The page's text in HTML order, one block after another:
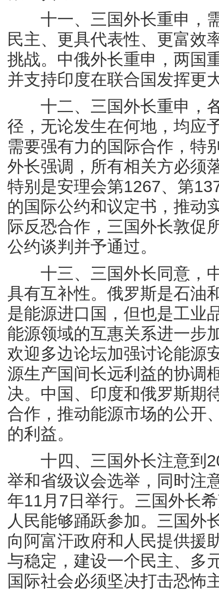
十一、三国外长重申，需
民主、更具代表性、更富效
挑战。中俄外长重申，两国
并支持印度在联合国发挥更
十二、三国外长重申，各
径，无论发生在何地，均应
需要强有力的国际合作，特
外长强调，所有相关方必须
特别是安理会第1267、第
的国际公约和议定书，推动
际反恐合作，三国外长敦促
公约谈判并予通过。
十三、三国外长同意，中
具有互补性。俄罗斯是石油
是能源进口国，但也是工业
能源领域的互惠关系进一步
欢迎多边论坛加强讨论能源
源生产国间长远利益的协调
决。中国、印度和俄罗斯期
合作，推动能源市场的公开
的利益。
十四、三国外长注意到
举和省级议会选举，同时注
年11月7日举行。三国外长
人民能够踊跃参加。三国外
向阿富汗政府和人民提供援
与稳定，建设一个民主、多
国际社会必须坚决打击恐怖